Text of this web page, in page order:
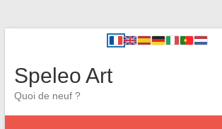
Speleo Art
Quoi de neuf ?